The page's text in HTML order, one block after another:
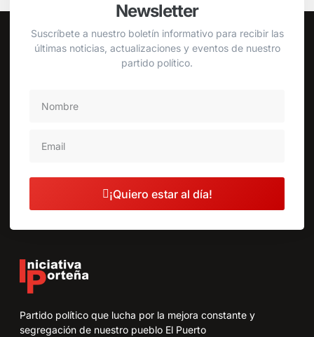
Newsletter
Suscríbete a nuestro boletín informativo para recibir las
últimas noticias, actualizaciones y eventos de nuestro
partido político.
¡Quiero estar al día!
Partido político que lucha por la mejora constante y
segregación de nuestro pueblo El Puerto